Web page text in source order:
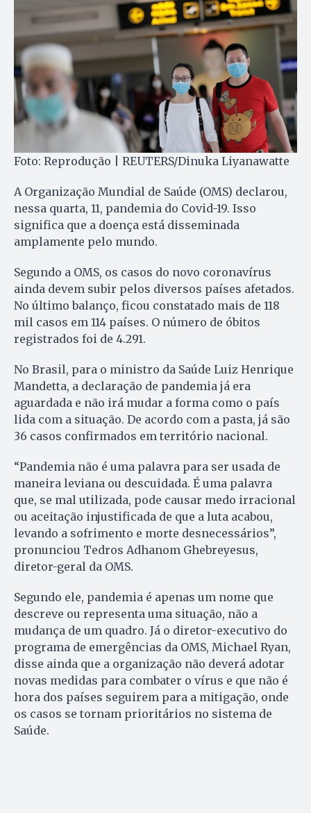
Foto: Reprodução | REUTERS/Dinuka Liyanawatte
A Organização Mundial de Saúde (OMS) declarou,
nessa quarta, 11, pandemia do Covid-19. Isso
significa que a doença está disseminada
amplamente pelo mundo.
Segundo a OMS, os casos do novo coronavírus
ainda devem subir pelos diversos países afetados.
No último balanço, ficou constatado mais de 118
mil casos em 114 países. O número de óbitos
registrados foi de 4.291.
No Brasil, para o ministro da Saúde Luiz Henrique
Mandetta, a declaração de pandemia já era
aguardada e não irá mudar a forma como o país
lida com a situação. De acordo com a pasta, já são
36 casos confirmados em território nacional.
“Pandemia não é uma palavra para ser usada de
maneira leviana ou descuidada. É uma palavra
que, se mal utilizada, pode causar medo irracional
ou aceitação injustificada de que a luta acabou,
levando a sofrimento e morte desnecessários”,
pronunciou Tedros Adhanom Ghebreyesus,
diretor-geral da OMS.
Segundo ele, pandemia é apenas um nome que
descreve ou representa uma situação, não a
mudança de um quadro. Já o diretor-executivo do
programa de emergências da OMS, Michael Ryan,
disse ainda que a organização não deverá adotar
novas medidas para combater o vírus e que não é
hora dos países seguirem para a mitigação, onde
os casos se tornam prioritários no sistema de
Saúde.